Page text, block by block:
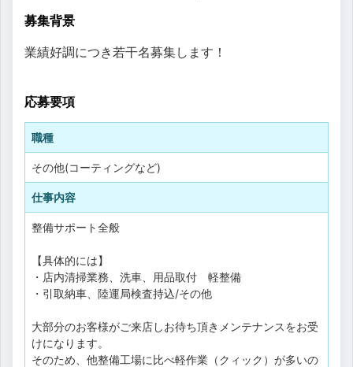
募集背景
業績好調につき若干名募集します！
応募要項
職種
その他(コーティングなど)
仕事内容
整備サポート全般
【具体的には】
・店内清掃業務、洗車、用品取付 軽整備
・引取納車、陸運局検査持込/その他
大部分のお客様がご来店しお待ち頂きメンテナンスをお受
けになります。
そのため、他整備工場に比べ軽作業（クィック）が多いの